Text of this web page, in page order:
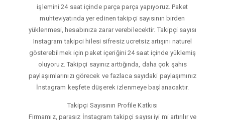
işlemini 24 saat içinde parça parça yapıyoruz. Paket
muhteviyatında yer edinen takipçi sayısının birden
yüklenmesi, hesabınıza zarar verebilecektir. Takipçi sayısı
Instagram takipci hilesi sifresiz ucretsiz artışını naturel
gösterebilmek için paket içeriğini 24 saat içinde yüklemiş
oluyoruz. Takipçi sayınız arttığında, daha çok şahıs
paylaşımlarınızı görecek ve fazlaca sayıdaki paylaşımınız
İnstagram keşfete düşerek izlenmeye başlanacaktır.
Takipçi Sayısının Profile Katkısı
Firmamız, parasız İnstagram takipçi sayısı iyi mi artırılır ve